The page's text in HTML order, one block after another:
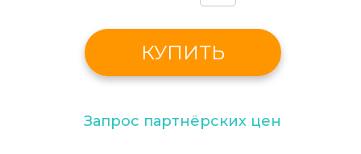
КУПИТЬ
Запрос партнёрских цен